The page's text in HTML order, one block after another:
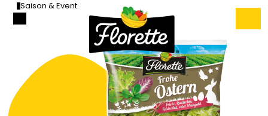
Saison & Event